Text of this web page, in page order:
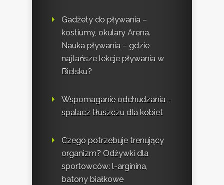
Gadżety do pływania –
kostiumy, okulary Arena.
Nauka pływania – gdzie
najtańsze lekcje pływania w
Bielsku?
Wspomaganie odchudzania –
spalacz tłuszczu dla kobiet
Czego potrzebuje trenujący
organizm? Odżywki dla
sportowców: l-arginina,
batony białkowe